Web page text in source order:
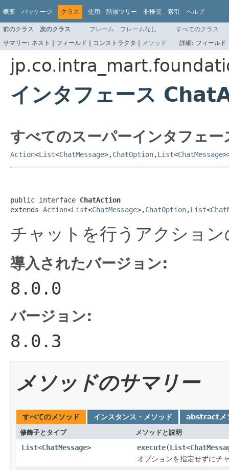
概要 パッケージ クラス 使用 階層ツリー 非推奨 索引 ヘルプ
前のクラス 次のクラス フレーム フレームなし
すべてのクラス
サマリー: ネスト | フィールド | コンストラクタ | メソッド 詳細: フィール
インタフェース
すべてのスーパーインタフェー
Action<List<ChatMessage>,ChatOption,List<ChatMessage
public interface ChatAction
extends Action<List<ChatMessage>,ChatOption,List<
チャットを行うアクショ
導入されたバージョン:
8.0.0
バージョン:
8.0.3
メソッドのサマリー
すべてのメソッド インスタンス・メソッド abstractメ
修飾子とタイプ メソッドと説明
List<ChatMessage> execute(List<
オプションを指定せずにチ